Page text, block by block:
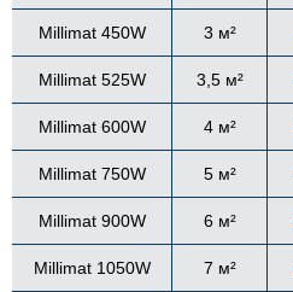
Millimat 450W 3 м²
Millimat 525W 3,5 м²
Millimat 600W 4 м²
Millimat 750W 5 м²
Millimat 900W 6 м²
Millimat 1050W 7 м²